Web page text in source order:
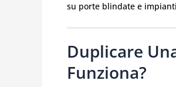
su porte blindate e
Duplicare
Funziona?